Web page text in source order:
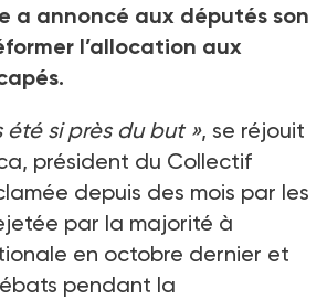
a annoncé aux députés son
l’allocation aux
été si près du but », se réjouit
président du Collectif
depuis des mois par les
par la majorité à
en octobre dernier et
pendant la